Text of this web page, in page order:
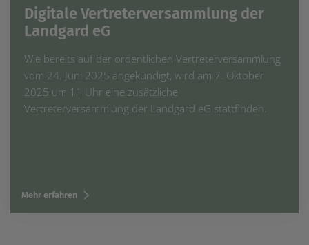
Digitale Vertreterversammlung der
Landgard eG
Wie bereits auf der ordentlichen Vertreterversammlung
vom 24. Juni 2025 angekündigt, wird am 7. Oktober
2025 um 11 Uhr eine zusätzliche
Vertreterversammlung der Landgard eG stattfinden.
Mehr erfahren